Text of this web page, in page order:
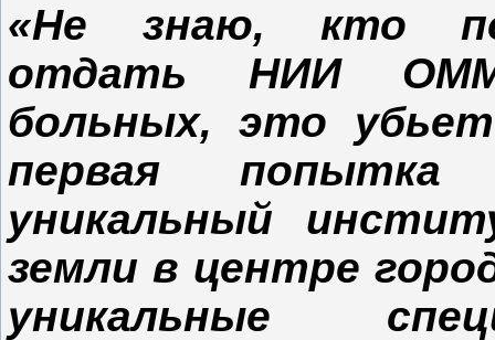
«Не знаю, кто
отдать НИИ ОММ
больных, это
первая попытка
уникальный
земли в центре
уникальные